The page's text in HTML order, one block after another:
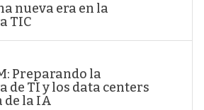
nueva era en la
TIC
Preparando la
TI y los data centers
de la IA